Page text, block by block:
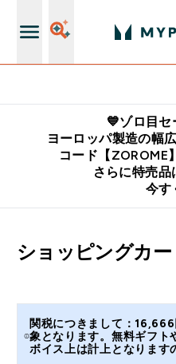
💙ゾロ目セ
ヨーロッパ製造の幅
コード【ZOROME
さらに特売
今す
ショッピングカー
関税につきまして：
象となります。無料ギフト
ボイス上は計上となります